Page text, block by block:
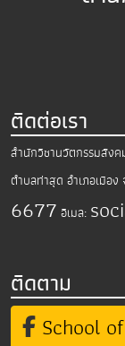
ติดต่อเรา
สำนักวิชานวัตกรรมสัง
ตำบลท่าสุด อำเภอเมือง
6677 อีเมล:
ติดตาม
School